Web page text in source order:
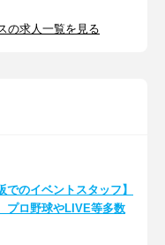
の求人一覧を見る
でのイベントスタッフ】
ロ野球やLIVE等多数